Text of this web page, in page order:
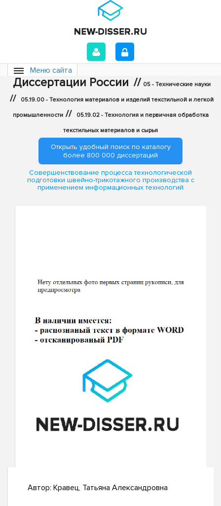
Меню сайта
Диссертации России // 05 - Технические науки
// 05.19.00 - Технология материалов и изделий текстильной и легкой
промышленности // 05.19.02 - Технология и первичная обработка
текстильных материалов и сырья
Открыть удобный поиск по каталогу
более 800 000 диссертаций
Совершенствование процесса технологической
подготовки швейно-трикотажного производства с
применением информационных технологий
Автор: Кравец, Татьяна Александровна